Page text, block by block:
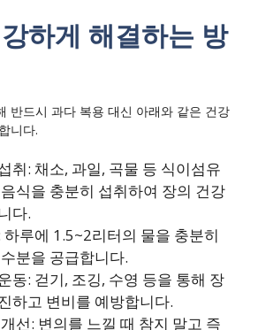
하게 해결하는 방
반드시 과다 복용 대신 아래와 같은 건강
니다.
취: 채소, 과일, 곡물 등 식이섬유
식을 충분히 섭취하여 장의 건강
다.
하루에 1.5~2리터의 물을 충분히
분을 공급합니다.
동: 걷기, 조깅, 수영 등을 통해 장
하고 변비를 예방합니다.
선: 변의를 느낄 때 참지 말고 즉